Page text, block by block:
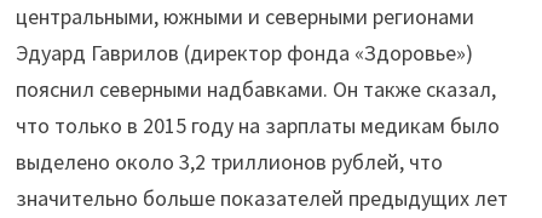
центральными, южными и северными регионами
Эдуард Гаврилов (директор фонда «Здоровье»)
пояснил северными надбавками. Он также сказал,
что только в 2015 году на зарплаты медикам было
выделено около 3,2 триллионов рублей, что
значительно больше показателей предыдущих лет